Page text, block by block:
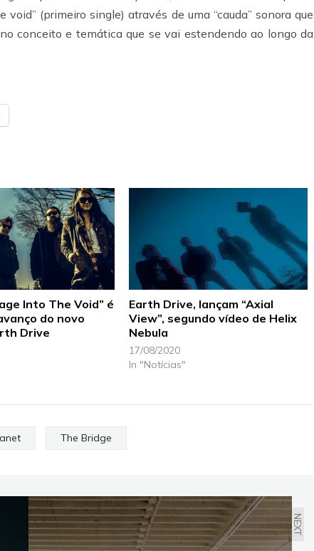
(primeiro single) através de uma “cauda” sonora que
conceito e temática que se vai estendendo ao longo da
Into The Void” é
do novo
Drive
Earth Drive, lançam “Axial
View”, segundo vídeo de Helix
Nebula
17/08/2020
In "Notícias"
The Bridge
NEXT